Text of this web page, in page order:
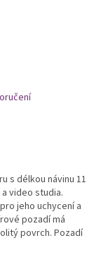
s délkou návinu 11
video studia.
jeho uchycení a
pozadí má
povrch. Pozadí